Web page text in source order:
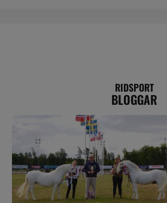
RIDSPORT
BLOGGAR